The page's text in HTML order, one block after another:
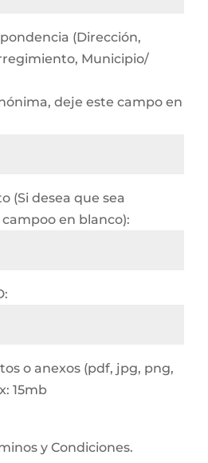
(Dirección,
Municipio/
deje este campo en
(Si desea que sea
en blanco):
o anexos (pdf, jpg, png,
15mb
y Condiciones.